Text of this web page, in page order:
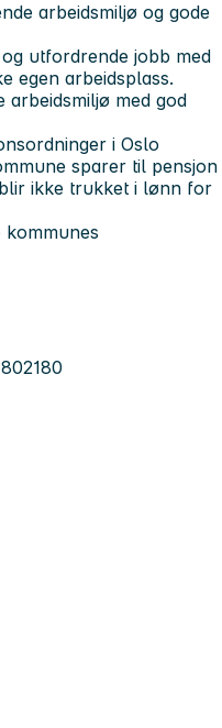
arbeidsmiljø og gode
utfordrende jobb med
egen arbeidsplass.
arbeidsmiljø med god
i Oslo
sparer til pensjon
ikke trukket i lønn for